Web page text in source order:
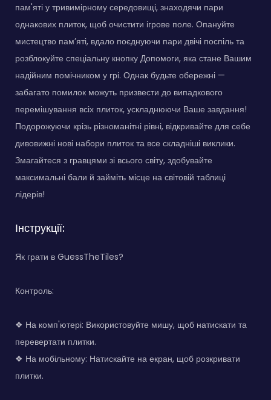
пам'яті у тривимірному середовищі, знаходячи пари
однакових плиток, щоб очистити ігрове поле. Опануйте
мистецтво пам’яті, вдало поєднуючи пари двічі поспіль та
розблокуйте спеціальну кнопку Допомоги, яка стане Вашим
надійним помічником у грі. Однак будьте обережні —
забагато помилок можуть призвести до випадкового
перемішування всіх плиток, ускладнюючи Ваше завдання!
Подорожуючи крізь різноманітні рівні, відкривайте для себе
дивовижні нові набори плиток та все складніші виклики.
Змагайтеся з гравцями зі всього світу, здобувайте
максимальні бали й займіть місце на світовій таблиці
лідерів!
Інструкції:
Як грати в GuessTheTiles?
Контроль:
❖ На комп'ютері: Використовуйте мишу, щоб натискати та
перевертати плитки.
❖ На мобільному: Натискайте на екран, щоб розкривати
плитки.